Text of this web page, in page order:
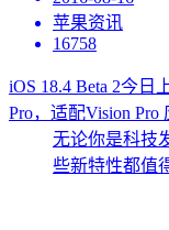
苹果资讯
16758
iOS 18.4 Beta 2今日
Pro，适配Vision Pro
无论你是科技
些新特性都值